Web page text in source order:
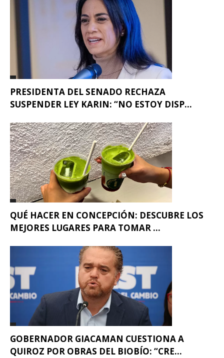
PRESIDENTA DEL SENADO RECHAZA
SUSPENDER LEY KARIN: “NO ESTOY DISP...
QUÉ HACER EN CONCEPCIÓN: DESCUBRE LOS
MEJORES LUGARES PARA TOMAR ...
GOBERNADOR GIACAMAN CUESTIONA A
QUIROZ POR OBRAS DEL BIOBÍO: “CRE...